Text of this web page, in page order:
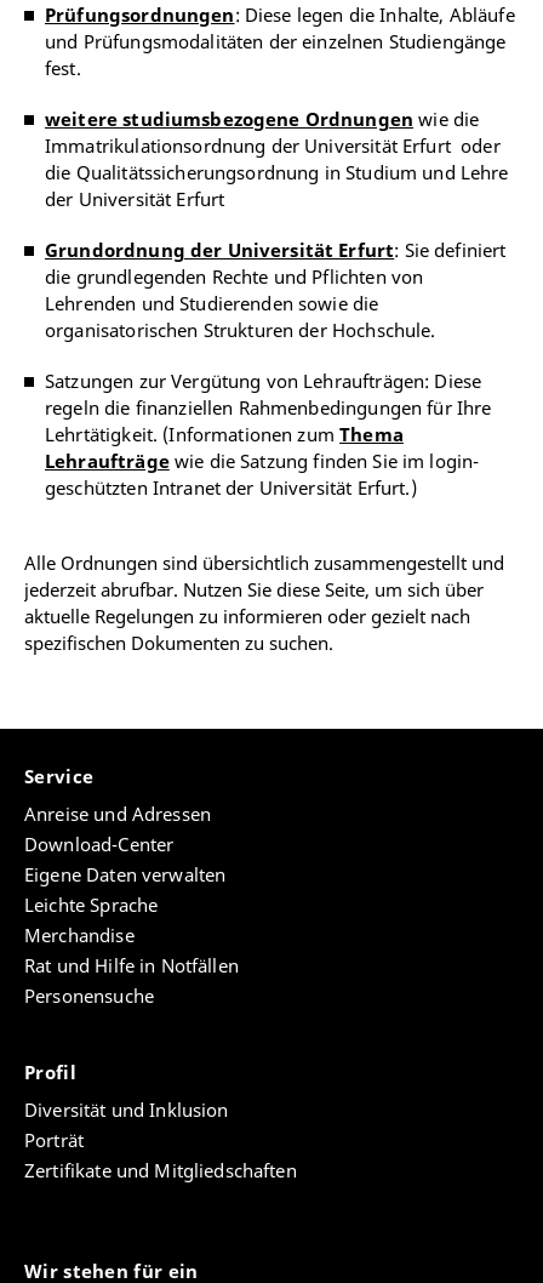
Prüfungsordnungen: Diese legen die Inhalte, Abläufe
und Prüfungsmodalitäten der einzelnen Studiengänge
fest.
weitere studiumsbezogene Ordnungen wie die
Immatrikulationsordnung der Universität Erfurt oder
die Qualitätssicherungsordnung in Studium und Lehre
der Universität Erfurt
Grundordnung der Universität Erfurt: Sie definiert
die grundlegenden Rechte und Pflichten von
Lehrenden und Studierenden sowie die
organisatorischen Strukturen der Hochschule.
Satzungen zur Vergütung von Lehraufträgen: Diese
regeln die finanziellen Rahmenbedingungen für Ihre
Lehrtätigkeit. (Informationen zumThema
Lehraufträgewie die Satzung finden Sie im login-
geschützten Intranet der Universität Erfurt.)
Alle Ordnungen sind übersichtlich zusammengestellt und
jederzeit abrufbar. Nutzen Sie diese Seite, um sich über
aktuelle Regelungen zu informieren oder gezielt nach
spezifischen Dokumenten zu suchen.
Service
Anreise und Adressen
Download-Center
Eigene Daten verwalten
Leichte Sprache
Merchandise
Rat und Hilfe in Notfällen
Personensuche
Profil
Diversität und Inklusion
Porträt
Zertifikate und Mitgliedschaften
Wir stehen für ein